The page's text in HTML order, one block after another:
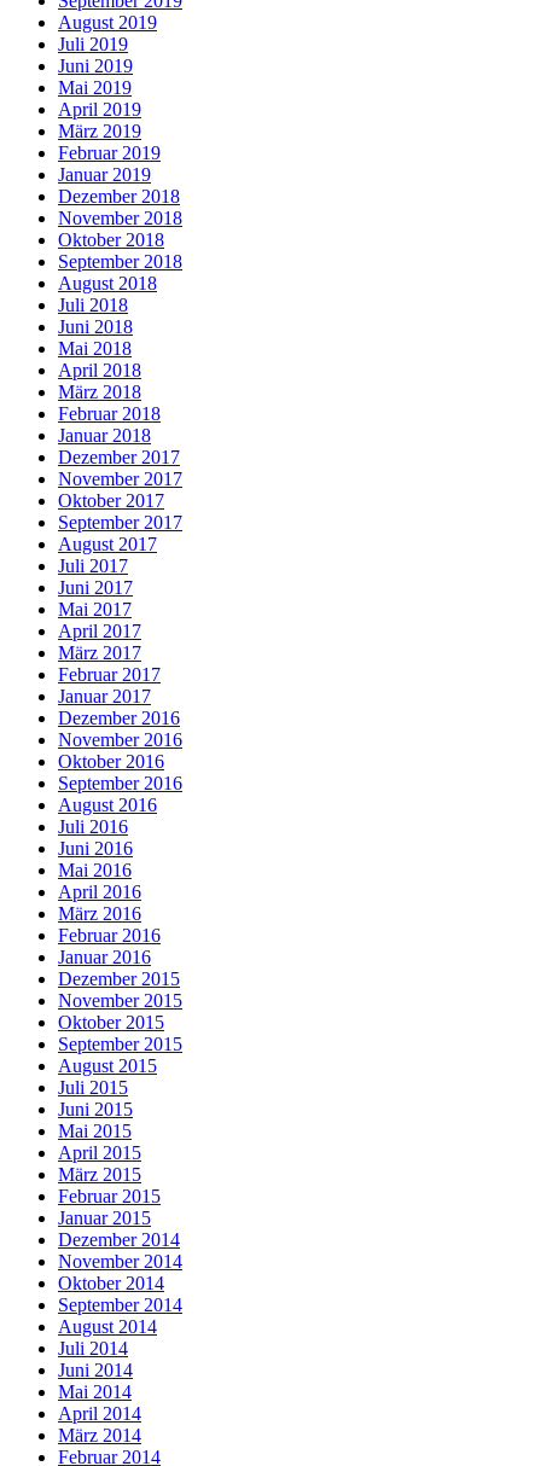
August 2019
Juli 2019
Juni 2019
Mai 2019
April 2019
März 2019
Februar 2019
Januar 2019
Dezember 2018
November 2018
Oktober 2018
September 2018
August 2018
Juli 2018
Juni 2018
Mai 2018
April 2018
März 2018
Februar 2018
Januar 2018
Dezember 2017
November 2017
Oktober 2017
September 2017
August 2017
Juli 2017
Juni 2017
Mai 2017
April 2017
März 2017
Februar 2017
Januar 2017
Dezember 2016
November 2016
Oktober 2016
September 2016
August 2016
Juli 2016
Juni 2016
Mai 2016
April 2016
März 2016
Februar 2016
Januar 2016
Dezember 2015
November 2015
Oktober 2015
September 2015
August 2015
Juli 2015
Juni 2015
Mai 2015
April 2015
März 2015
Februar 2015
Januar 2015
Dezember 2014
November 2014
Oktober 2014
September 2014
August 2014
Juli 2014
Juni 2014
Mai 2014
April 2014
März 2014
Februar 2014